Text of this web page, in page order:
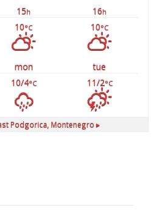
15h 16h
10°C 10°C
mon
tue
10/4°C 11/2°C
Podgorica, Montenegro ▸